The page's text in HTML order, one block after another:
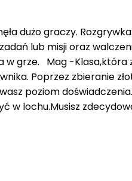
dużo graczy.
lub misji oraz
w grze. Mag -Klasa,która
Poprzez zbieranie
poziom
w lochu.Musisz